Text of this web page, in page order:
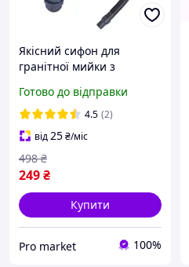
Якісний сифон для
гранітної мийки з
для кухонної мийки зі
штучного каменю
Готово до відправки
4.5 (2)
від25₴/міс
249₴
498 ₴
Купити
Pro market 100%